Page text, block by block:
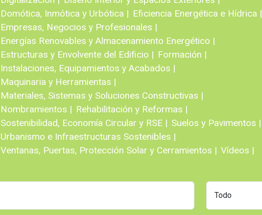
Domótica, Inmótica y Urbótica | Eficiencia Energética e Hídrica |
Empresas, Negocios y Profesionales |
Energías Renovables y Almacenamiento Energético |
Estructuras y Envolvente del Edificio | Formación |
Instalaciones, Equipamientos y Acabados |
Maquinaria y Herramientas |
Materiales, Sistemas y Soluciones Constructivas |
Nombramientos | Rehabilitación y Reformas |
Sostenibilidad, Economía Circular y RSE | Suelos y Pavimentos |
Urbanismo e Infraestructuras Sostenibles |
Ventanas, Puertas, Protección Solar y Cerramientos | Vídeos |